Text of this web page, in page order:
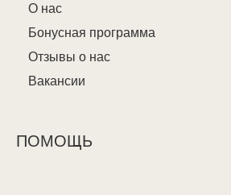
О нас
Бонусная программа
Отзывы о нас
Вакансии
ПОМОЩЬ